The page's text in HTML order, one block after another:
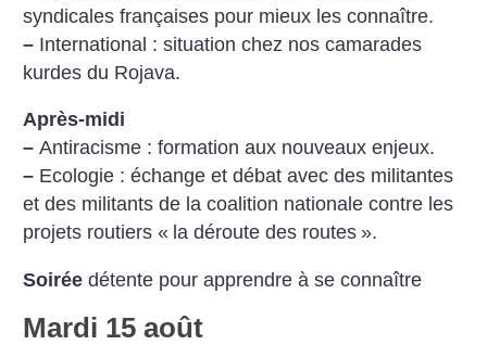
syndicales françaises pour mieux les connaître.
– International : situation chez nos camarades
kurdes du Rojava.
Après-midi
– Antiracisme : formation aux nouveaux enjeux.
– Ecologie : échange et débat avec des militantes
et des militants de la coalition nationale contre les
projets routiers « la déroute des routes ».
Soirée détente pour apprendre à se connaître
Mardi 15 août